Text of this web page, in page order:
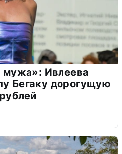
мужа»: Ивлеева
Бегаку дорогущую